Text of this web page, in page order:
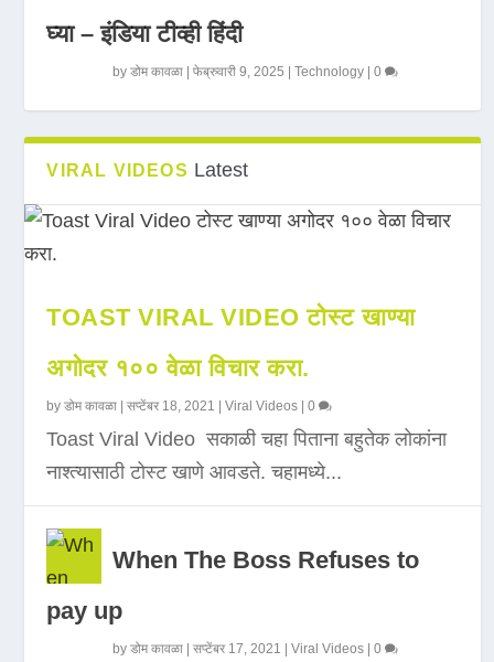
घ्या – इंडिया टीव्ही हिंदी
byडोम कावळा |फेब्रुवारी 9, 2025 |Technology |0
VIRAL VIDEOS Latest
TOAST VIRAL VIDEO टोस्ट खाण्या
अगोदर १०० वेळा विचार करा.
byडोम कावळा |सप्टेंबर 18, 2021 |Viral Videos |0
Toast Viral Video सकाळी चहा पिताना बहुतेक लोकांना
नाश्त्यासाठी टोस्ट खाणे आवडते. चहामध्ये...
When The Boss Refuses to
pay up
byडोम कावळा |सप्टेंबर 17, 2021 |Viral Videos |0